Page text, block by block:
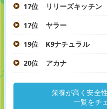
17位 リリーズキッチン
17位 ヤラー
19位 K9ナチュラル
20位 アカナ
栄養が高く安全
一覧をチ